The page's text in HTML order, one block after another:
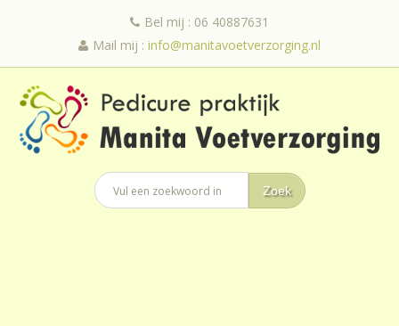
Bel mij : 06 40887631
Mail mij : info@manitavoetverzorging.nl